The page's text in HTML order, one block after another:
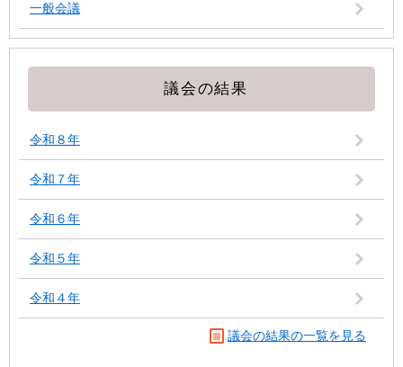
一般会議
議会の結果
令和８年
令和７年
令和６年
令和５年
令和４年
議会の結果の一覧を見る